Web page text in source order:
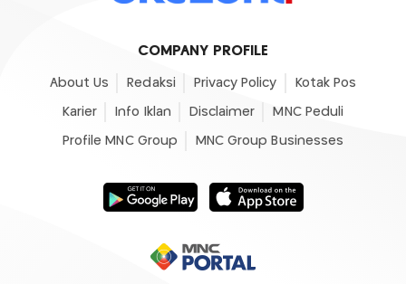
COMPANY PROFILE
About Us Redaksi Privacy Policy Kotak Pos
Karier Info Iklan Disclaimer MNC Peduli
Profile MNC Group MNC Group Businesses